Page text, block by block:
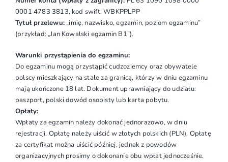
0001 4783 3813, kod swift: WBKPPLPP
Tytuł przelewu:„imię, nazwisko, egzamin, poziom egzaminu”
(przykład: „Jan Kowalski egzamin B1”).
Warunki przystąpienia do egzaminu:
Do egzaminu mogą przystąpić cudzoziemcy oraz obywatele
polscy mieszkający na stałe za granicą, którzy w dniu egzaminu
mają ukończone 18 lat. Dokument uprawniający do udziału:
paszport, polski dowód osobisty lub karta pobytu.
Opłaty:
Wpłaty za egzamin należy dokonać jednorazowo, w dniu
rejestracji. Opłatę należy uiścić w złotych polskich (PLN). Opłatę
za certyfikat można uiścić później, jednak z powodów
organizacyjnych prosimy o dokonanie obu wpłat jednocześnie.